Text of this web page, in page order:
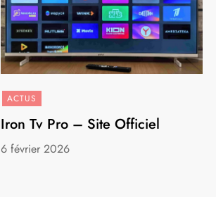
ACTUS
Iron Tv Pro – Site Officiel
6 février 2026